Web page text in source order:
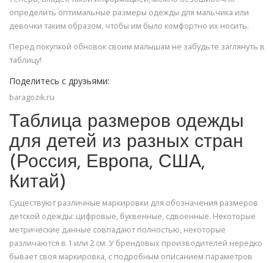
определить оптимальные размеры одежды для мальчика или
девочки таким образом, чтобы им было комфортно их носить.
Перед покупкой обновок своим малышам не забудьте заглянуть в
таблицу!
Поделитесь с друзьями:
baragozik.ru
Таблица размеров одежды
для детей из разных стран
(Россия, Европа, США,
Китай)
Существуют различные маркировки для обозначения размеров
детской одежды: цифровые, буквенные, сдвоенные. Некоторые
метрические данные совпадают полностью, некоторые
различаются в 1 или 2 см. У брендовых производителей нередко
бывает своя маркировка, с подробным описанием параметров